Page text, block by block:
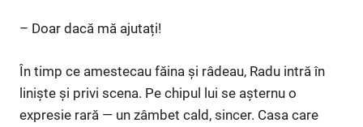
– Doar dacă mă ajutați!
În timp ce amestecau făina și râdeau, Radu intră în
liniște și privi scena. Pe chipul lui se așternu o
expresie rară — un zâmbet cald, sincer. Casa care